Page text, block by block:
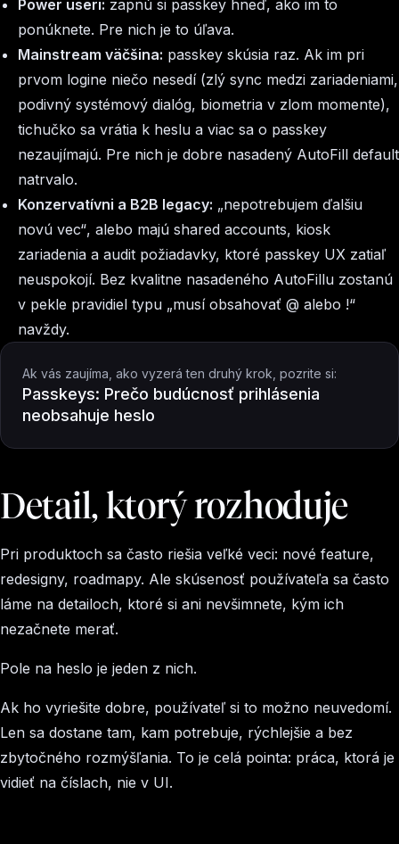
Power useri: zapnú si passkey hneď, ako im to
ponúknete. Pre nich je to úľava.
Mainstream väčšina: passkey skúsia raz. Ak im pri
prvom logine niečo nesedí (zlý sync medzi zariadeniami,
podivný systémový dialóg, biometria v zlom momente),
tichučko sa vrátia k heslu a viac sa o passkey
nezaujímajú. Pre nich je dobre nasadený AutoFill default
natrvalo.
Konzervatívni a B2B legacy: „nepotrebujem ďalšiu
novú vec“, alebo majú shared accounts, kiosk
zariadenia a audit požiadavky, ktoré passkey UX zatiaľ
neuspokojí. Bez kvalitne nasadeného AutoFillu zostanú
v pekle pravidiel typu „musí obsahovať @ alebo !“
navždy.
Ak vás zaujíma, ako vyzerá ten druhý krok, pozrite si:
Passkeys: Prečo budúcnosť prihlásenia
neobsahuje heslo
Detail, ktorý rozhoduje
Pri produktoch sa často riešia veľké veci: nové feature,
redesigny, roadmapy. Ale skúsenosť používateľa sa často
láme na detailoch, ktoré si ani nevšimnete, kým ich
nezačnete merať.
Pole na heslo je jeden z nich.
Ak ho vyriešite dobre, používateľ si to možno neuvedomí.
Len sa dostane tam, kam potrebuje, rýchlejšie a bez
zbytočného rozmýšľania. To je celá pointa: práca, ktorá je
vidieť na číslach, nie v UI.